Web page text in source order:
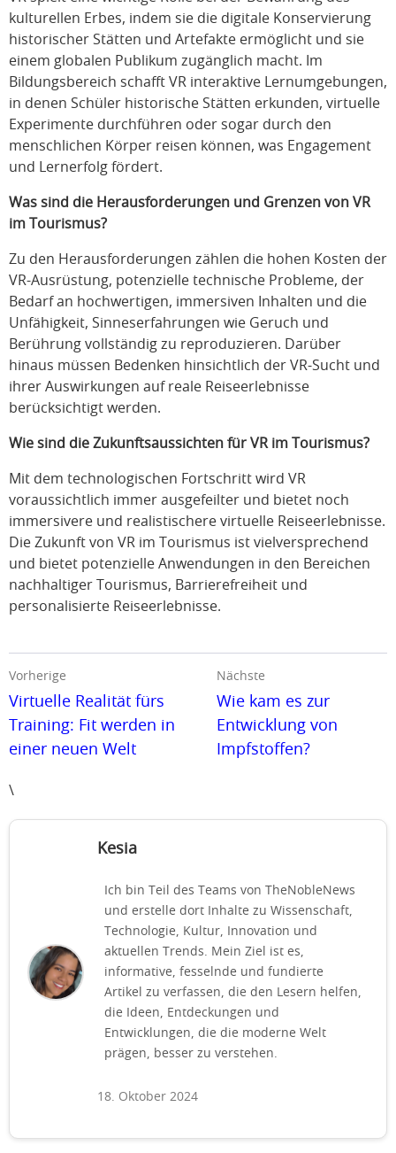
kulturellen Erbes, indem sie die digitale Konservierung
historischer Stätten und Artefakte ermöglicht und sie
einem globalen Publikum zugänglich macht. Im
Bildungsbereich schafft VR interaktive Lernumgebungen,
in denen Schüler historische Stätten erkunden, virtuelle
Experimente durchführen oder sogar durch den
menschlichen Körper reisen können, was Engagement
und Lernerfolg fördert.
Was sind die Herausforderungen und Grenzen von VR
im Tourismus?
Zu den Herausforderungen zählen die hohen Kosten der
VR-Ausrüstung, potenzielle technische Probleme, der
Bedarf an hochwertigen, immersiven Inhalten und die
Unfähigkeit, Sinneserfahrungen wie Geruch und
Berührung vollständig zu reproduzieren. Darüber
hinaus müssen Bedenken hinsichtlich der VR-Sucht und
ihrer Auswirkungen auf reale Reiseerlebnisse
berücksichtigt werden.
Wie sind die Zukunftsaussichten für VR im Tourismus?
Mit dem technologischen Fortschritt wird VR
voraussichtlich immer ausgefeilter und bietet noch
immersivere und realistischere virtuelle Reiseerlebnisse.
Die Zukunft von VR im Tourismus ist vielversprechend
und bietet potenzielle Anwendungen in den Bereichen
nachhaltiger Tourismus, Barrierefreiheit und
personalisierte Reiseerlebnisse.
Vorherige
Virtuelle Realität fürs
Training: Fit werden in
einer neuen Welt
Nächste
Wie kam es zur
Entwicklung von
Impfstoffen?
\
Kesia
Ich bin Teil des Teams von TheNobleNews
und erstelle dort Inhalte zu Wissenschaft,
Technologie, Kultur, Innovation und
aktuellen Trends. Mein Ziel ist es,
informative, fesselnde und fundierte
Artikel zu verfassen, die den Lesern helfen,
die Ideen, Entdeckungen und
Entwicklungen, die die moderne Welt
prägen, besser zu verstehen.
18. Oktober 2024